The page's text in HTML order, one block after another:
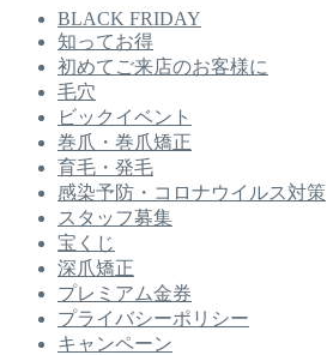
BLACK FRIDAY
知ってお得
初めてご来店のお客様に
毛穴
ビックイベント
巻爪・巻爪矯正
育毛・発毛
感染予防・コロナウイルス対策
スタッフ募集
宝くじ
深爪矯正
プレミアム金券
プライバシーポリシー
キャンペーン